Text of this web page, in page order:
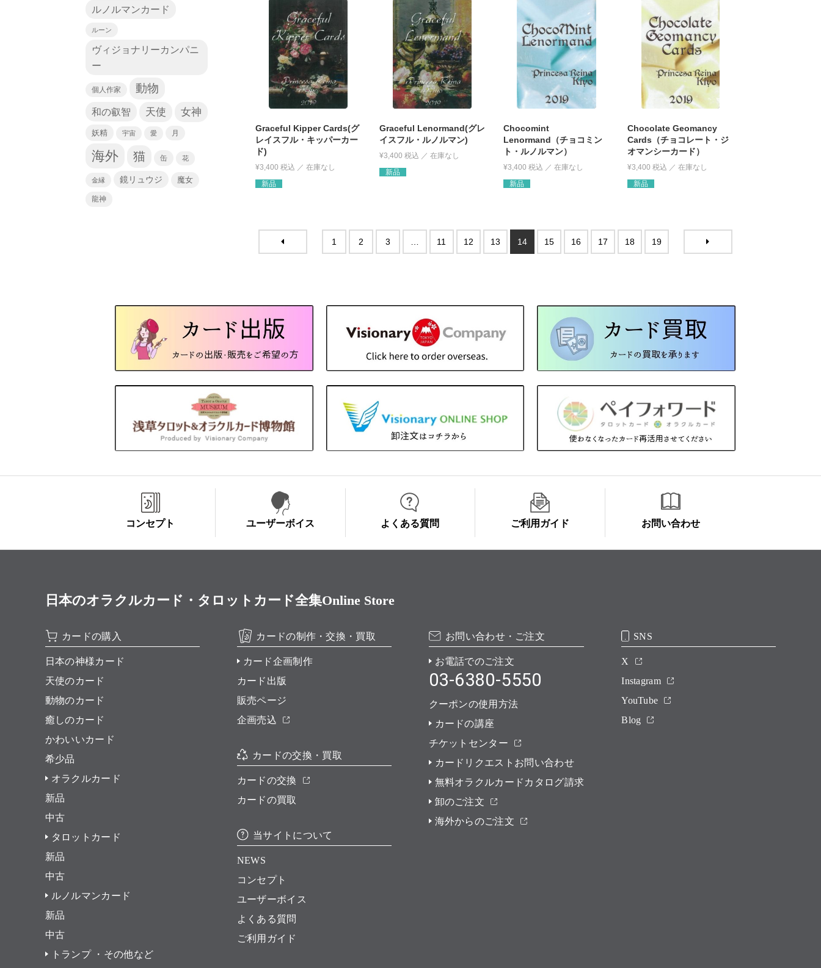
Graceful Kipper Cards(グ
レイスフル・キッパーカー
ド)
¥3,400 税込
新品
Graceful Lenormand(グレ
イスフル・ルノルマン)
¥3,400 税込
新品
Chocomint
Lenormand（チョコミン
ト・ルノルマン）
¥3,400 税込
新品
Chocolate Geomancy
Cards（チョコレート・ジ
オマンシーカード）
¥3,400 税込
新品
1 2 3 … 11 12 13 14 15 16 17 18 19
ルノルマンカード
ルーン
ヴィジョナリーカンパニ
ー
個人作家 動物
和の叡智 天使 女神
妖精 宇宙 愛 月
海外 猫 缶 花
金縁 鏡リュウジ 魔女
龍神
コンセプト ユーザーボイス よくある質問 ご利用ガイド お問い合わせ
日本のオラクルカード・タロットカード全集Online Store
カードの購入
日本の神様カード
天使のカード
動物のカード
癒しのカード
かわいいカード
希少品
オラクルカード
新品
中古
タロットカード
新品
中古
ルノルマンカード
新品
中古
トランプ ・その他など
カードの制作・交換・買取
カード企画制作
カード出版
販売ページ
企画売込
カードの交換・買取
カードの交換
カードの買取
当サイトについて
NEWS
コンセプト
ユーザーボイス
よくある質問
ご利用ガイド
お問い合わせ・ご注文
お電話でのご注文
03-6380-5550
クーポンの使用方法
カードの講座
チケットセンター
カードリクエストお問い合わせ
無料オラクルカードカタログ請求
卸のご注文
海外からのご注文
SNS
X
Instagram
YouTube
Blog